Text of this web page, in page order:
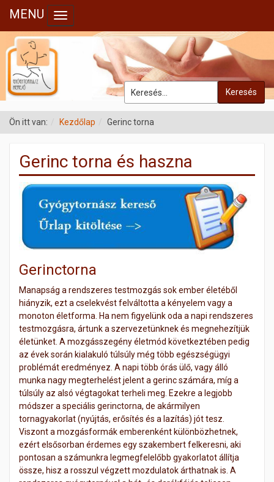
Keresés
MENU Toggle navigation
Ön itt van: Kezdőlap Gerinc torna
Gerinc torna és haszna
Gerinctorna
Manapság a rendszeres testmozgás sok ember életéből
hiányzik, ezt a cselekvést felváltotta a kényelem vagy a
monoton életforma. Ha nem figyelünk oda a napi rendszeres
testmozgásra, ártunk a szervezetünknek és megnehezítjük
életünket. A mozgásszegény életmód következtében pedig
az évek során kialakuló túlsúly még több egészségügyi
problémát eredményez. A napi több órás ülő, vagy álló
munka nagy megterhelést jelent a gerinc számára, míg a
túlsúly az alsó végtagokat terheli meg. Ezekre a legjobb
módszer a speciális gerinctorna, de akármilyen
tornagyakorlat (nyújtás, erősítés és a lazítás) jót tesz.
Viszont a mozgásformák emberenként különbözhetnek,
ezért elsősorban érdemes egy szakembert felkeresni, aki
pontosan a számunkra legmegfelelőbb gyakorlatot állítja
össze, hisz a rosszul végzett mozdulatok árthatnak is. A